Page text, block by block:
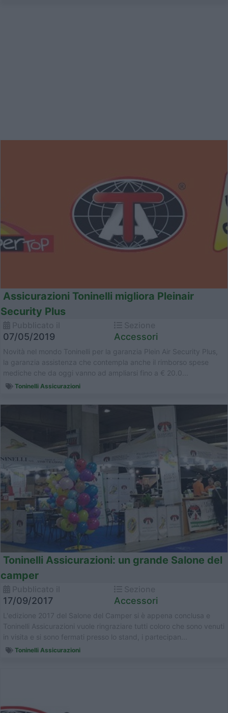
Assicurazioni Toninelli migliora Pleinair
Security Plus
07/05/2019 Accessori
Novità nel mondo Toninelli per la garanzia Plein Air Security Plus,
la garanzia assistenza che contempla anche il rimborso spese
mediche che da oggi vanno ad ampliarsi fino a € 20.0...
Toninelli Assicurazioni
Toninelli Assicurazioni: un grande Salone del
camper
17/09/2017 Accessori
L'edizione 2017 del Salone del Camper si è appena conclusa e
Toninelli Assicurazioni vuole ringraziare tutti coloro che sono venuti
in visita e si sono fermati presso lo stand, i partecipan...
Toninelli Assicurazioni